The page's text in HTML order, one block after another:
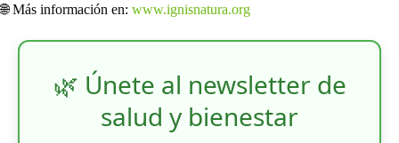
🌐 Más información en: www.ignisnatura.org
🌿 Únete al newsletter de
salud y bienestar